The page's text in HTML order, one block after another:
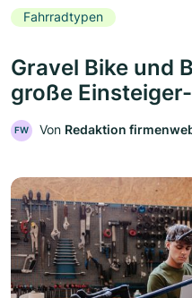
Fahrradtypen
Gravel Bike und
große
FW Von Redaktion